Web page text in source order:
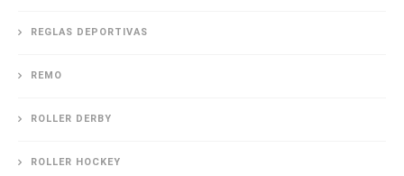
REGLAS DEPORTIVAS
REMO
ROLLER DERBY
ROLLER HOCKEY